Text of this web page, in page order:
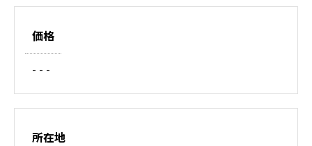
価格
- - -
所在地